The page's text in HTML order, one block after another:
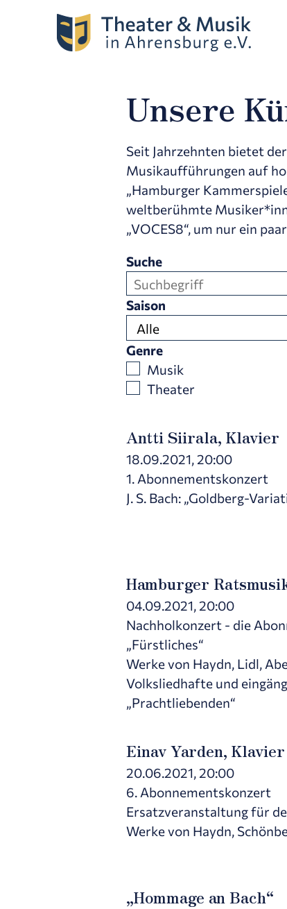
Unsere
Seit Jahrzehnten bietet
Musikaufführungen auf
„Hamburger
weltberühmte
„VOCES8“, um nur ein
Suche
Saison
Genre
Musik
Theater
Antti Siirala, Klavier
18.09.2021, 20:00
1. Abonnementskonzert
J. S. Bach: „Goldberg-
Hamburger
04.09.2021, 20:00
Nachholkonzert - die
„Fürstliches“
Werke von Haydn, Lidl,
Volksliedhafte und
„Prachtliebenden“
Einav Yarden, Klavier
20.06.2021, 20:00
6. Abonnementskonzert
Ersatzveranstaltung für
Werke von Haydn,
„Hommage an Bach“